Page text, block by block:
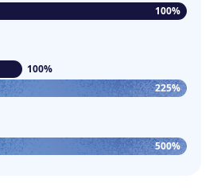
100%
100%
225%
500%